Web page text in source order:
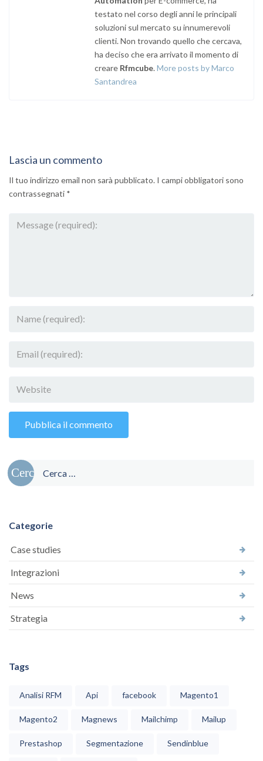
testato nel corso degli anni le principali
soluzioni sul mercato su innumerevoli
clienti. Non trovando quello che cercava,
ha deciso che era arrivato il momento di
creare Rfmcube.More posts by Marco
Santandrea
Lascia un commento
Il tuo indirizzo email non sarà pubblicato. I campi obbligatori sono
contrassegnati *
Ricerca
per:
Categorie
Case studies
Integrazioni
News
Strategia
Tags
Analisi RFM Api facebook Magento1
Magento2 Magnews Mailchimp Mailup
Prestashop Segmentazione Sendinblue